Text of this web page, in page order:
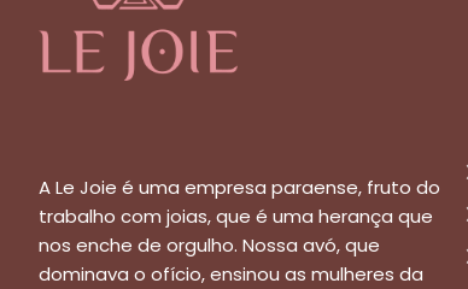
A Le Joie é uma empresa paraense, fruto do
trabalho com joias, que é uma herança que
nos enche de orgulho. Nossa avó, que
dominava o ofício, ensinou as mulheres da